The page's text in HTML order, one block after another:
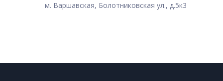
м. Варшавская, Болотниковская ул., д.5к3